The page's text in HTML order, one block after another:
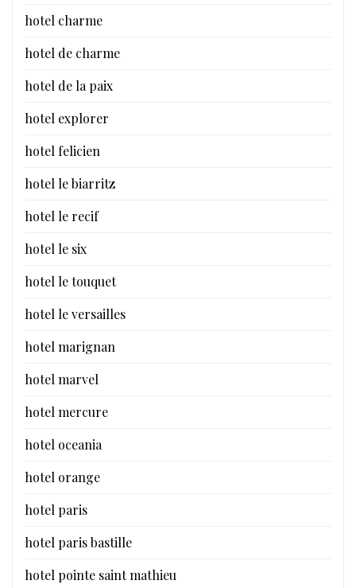
hotel charme
hotel de charme
hotel de la paix
hotel explorer
hotel felicien
hotel le biarritz
hotel le recif
hotel le six
hotel le touquet
hotel le versailles
hotel marignan
hotel marvel
hotel mercure
hotel oceania
hotel orange
hotel paris
hotel paris bastille
hotel pointe saint mathieu